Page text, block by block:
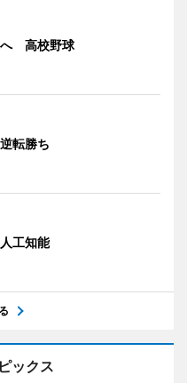
へ 高校野球
転勝ち
工知能
ックス